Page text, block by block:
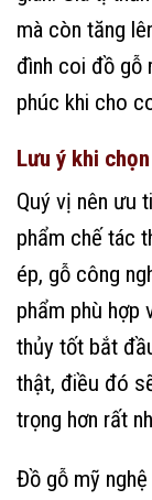
mà còn tăng
đình coi đồ gỗ
phúc khi cho
Lưu ý khi
Quý vị nên ưu
phẩm chế tác
ép, gỗ công
phẩm phù hợp
thủy tốt bắt
thật, điều đó
trọng hơn rất
Đồ gỗ mỹ